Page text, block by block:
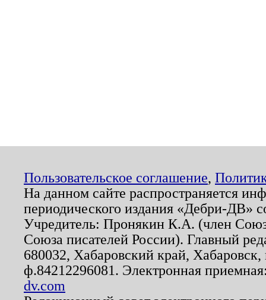
Пользовательское соглашение,
На данном сайте распространяется
периодического издания «Дебри-ДВ»
Учредитель: Пронякин К.А. (член
Союза писателей России). Главный
680032, Хабаровский край,
ф.84212296081. Электронная
dv.com